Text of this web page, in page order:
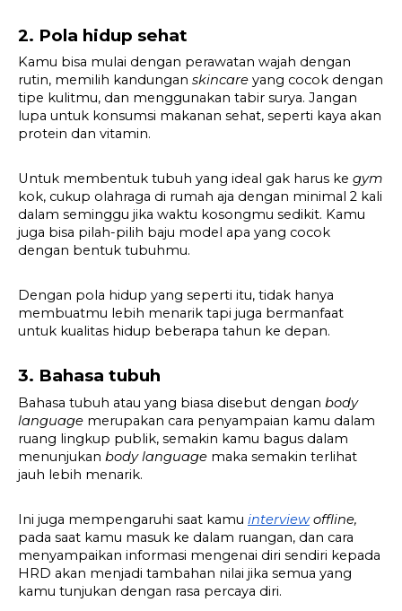
2. Pola hidup sehat
Kamu bisa mulai dengan perawatan wajah dengan
rutin, memilih kandungan skincare yang cocok dengan
tipe kulitmu, dan menggunakan tabir surya. Jangan
lupa untuk konsumsi makanan sehat, seperti kaya akan
protein dan vitamin.
Untuk membentuk tubuh yang ideal gak harus ke gym
kok, cukup olahraga di rumah aja dengan minimal 2 kali
dalam seminggu jika waktu kosongmu sedikit. Kamu
juga bisa pilah-pilih baju model apa yang cocok
dengan bentuk tubuhmu.
Dengan pola hidup yang seperti itu, tidak hanya
membuatmu lebih menarik tapi juga bermanfaat
untuk kualitas hidup beberapa tahun ke depan.
3. Bahasa tubuh
Bahasa tubuh atau yang biasa disebut dengan body
language merupakan cara penyampaian kamu dalam
ruang lingkup publik, semakin kamu bagus dalam
menunjukan body language maka semakin terlihat
jauh lebih menarik.
Ini juga mempengaruhi saat kamu interview
pada saat kamu masuk ke dalam ruangan, dan cara
menyampaikan informasi mengenai diri sendiri kepada
HRD akan menjadi tambahan nilai jika semua yang
kamu tunjukan dengan rasa percaya diri.